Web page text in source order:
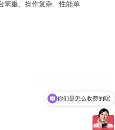
笨重、操作复杂、性能单
你们是怎么收费的呢